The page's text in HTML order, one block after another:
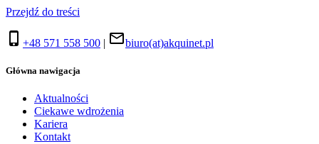
Przejdź do treści
phone_iphone +48 571 558 500 | mail_outlinebiuro(at)akquinet.pl
Główna nawigacja
Aktualności
Ciekawe wdrożenia
Kariera
Kontakt